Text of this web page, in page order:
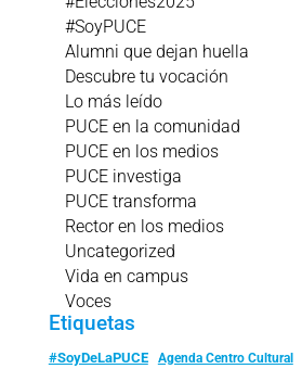
#SoyPUCE
Alumni que dejan huella
Descubre tu vocación
Lo más leído
PUCE en la comunidad
PUCE en los medios
PUCE investiga
PUCE transforma
Rector en los medios
Uncategorized
Vida en campus
Voces
Etiquetas
#SoyDeLaPUCE Agenda Centro Cultural